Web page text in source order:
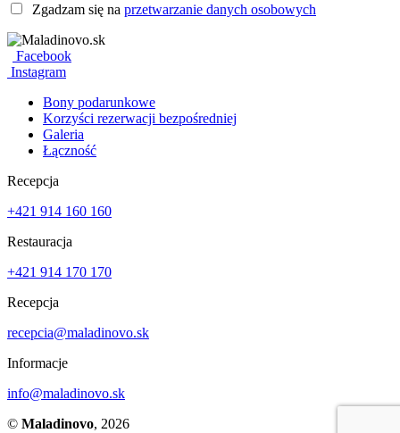
Zgadzam się na przetwarzanie danych osobowych
Facebook
Instagram
Bony podarunkowe
Korzyści rezerwacji bezpośredniej
Galeria
Łączność
Recepcja
+421 914 160 160
Restauracja
+421 914 170 170
Recepcja
recepcia@maladinovo.sk
Informacje
info@maladinovo.sk
© Maladinovo, 2026